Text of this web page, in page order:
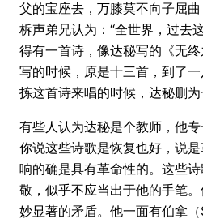
父的宝座去，万膝莫不向子屈
柝声弟兄认为：“全世界，过去
得有一首诗，像达秘写的《无
写的时候，原是十三首，到了
拣这首诗来唱的时候，达秘删为
有些人认为达秘是个教师，他专
你说这些诗歌是恢复也好，说
响的确是具有革命性的。这些
敬，似乎不应当出于他的手笔
妙显著的矛盾。他一面有伯拿